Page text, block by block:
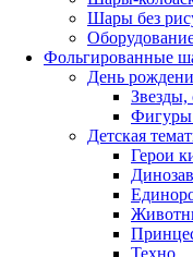
Шары без
Фольгированные
День
Звезды,
Детская
Герои
Техно